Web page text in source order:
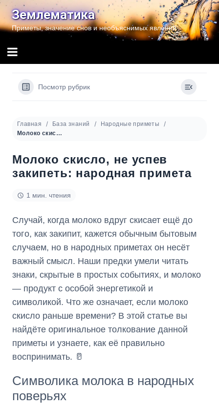
Перейти
содержимому
Землематика
Приметы, значение снов и необъяснимых явлений
Посмотр рубрик
Главная База знаний
Народные приметы
Молоко скисло, не успев закипеть: народная примета
Молоко скисло, не успев
закипеть: народная примета
1 мин. чтения
Случай, когда молоко вдруг скисает ещё до
того, как закипит, кажется обычным бытовым
случаем, но в народных приметах он несёт
важный смысл. Наши предки умели читать
знаки, скрытые в простых событиях, и молоко
— продукт с особой энергетикой и
символикой. Что же означает, если молоко
скисло раньше времени? В этой статье вы
найдёте оригинальное толкование данной
приметы и узнаете, как её правильно
воспринимать. 🥛
Символика молока в народных
поверьях